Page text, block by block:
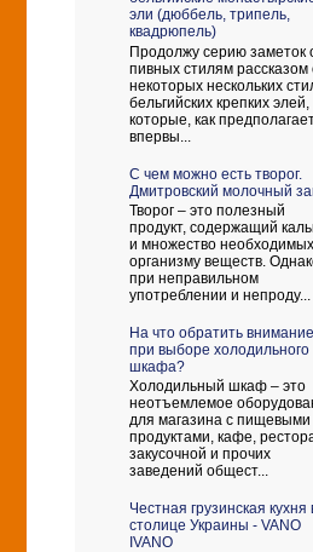
эли (дюббель, трипель,
квадрюпель)
Продолжу серию заметок
пивных стилям рассказом
некоторых нескольких
бельгийских крепких элей,
которые, как
впервы...
С чем можно есть творог.
Дмитровский молочный
Творог – это полезный
продукт, содержащий
и множество необходимых
организму веществ.
при неправильном
употреблении и непроду...
На что обратить внимание
при выборе холодильного
шкафа?
Холодильный шкаф – это
неотъемлемое
для магазина с пищевыми
продуктами, кафе,
закусочной и прочих
заведений общест...
Честная грузинская кухня
столице Украины - VANO
IVANO